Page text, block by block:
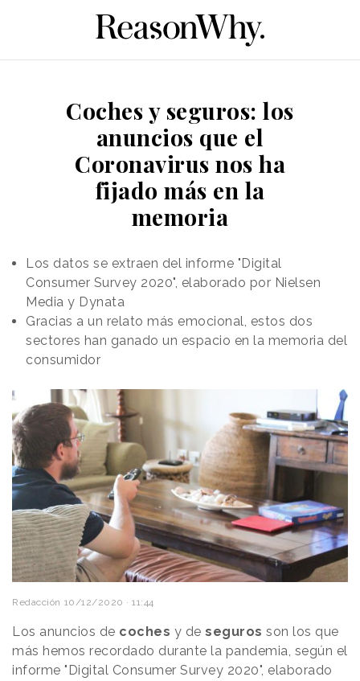
Coches y seguros: los
anuncios que el
Coronavirus nos ha
fijado más en la
memoria
Los datos se extraen del informe "Digital
Consumer Survey 2020", elaborado por Nielsen
Media y Dynata
Gracias a un relato más emocional, estos dos
sectores han ganado un espacio en la memoria del
consumidor
Redacción 10/12/2020 · 11:44
Los anuncios de coches y de seguros son los que
más hemos recordado durante la pandemia, según el
informe "Digital Consumer Survey 2020", elaborado